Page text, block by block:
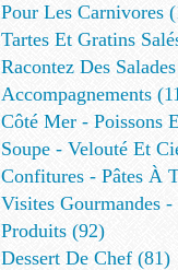
Pour Les Carnivores
Tartes Et Gratins
Racontez Des
Accompagnements
Côté Mer - Poissons
Soupe - Velouté Et
Confitures - Pâtes À
Visites Gourmandes
Produits (92)
Dessert De Chef (81)